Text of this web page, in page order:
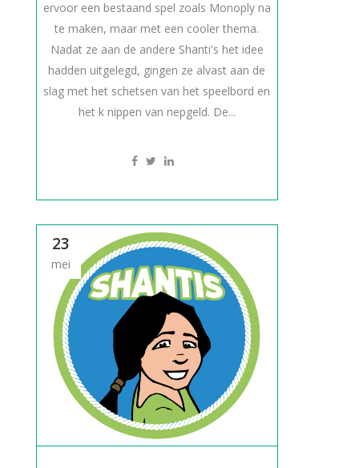
ervoor een bestaand spel zoals Monoply na
te maken, maar met een cooler thema.
Nadat ze aan de andere Shanti's het idee
hadden uitgelegd, gingen ze alvast aan de
slag met het schetsen van het speelbord en
het k nippen van nepgeld. De...
23
mei